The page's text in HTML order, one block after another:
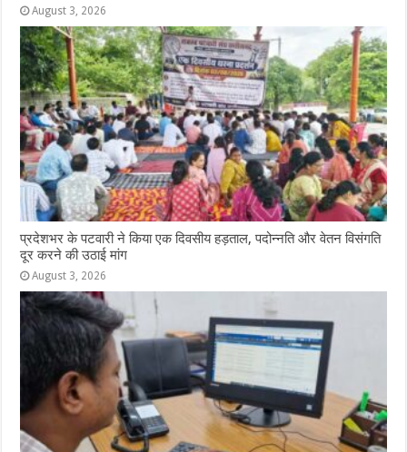
August 3, 2026
प्रदेशभर के पटवारी ने किया एक दिवसीय हड़ताल, पदोन्नति और वेतन विसंगति
दूर करने की उठाई मांग
August 3, 2026